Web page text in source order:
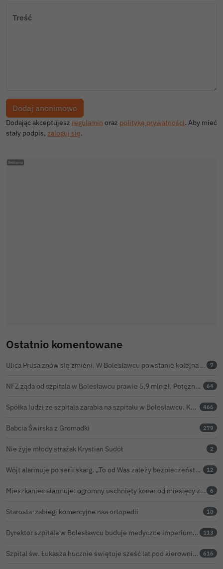
Ostatnio komentowane
Ulica Prusa znów się zmieni. W Bolesławcu powstanie kolejna ceramiczna mozaika 7
NFZ żąda od szpitala w Bolesławcu prawie 5,9 mln zł. Potężny cios po kontroli rozliczeń 64
Spółka ludzi ze szpitala zarabia na szpitalu w Bolesławcu. Kwoty pozostają tajne 466
Babcia Świrska z Gromadki 279
Nie żyje młody strażak Krystian Sudół 2
Wójt alarmuje po serii skarg. „To od Was zależy bezpieczeństwo Waszych dzieci” 12
Mieszkaniec alarmuje: ogromny uschnięty konar od miesięcy zagraża ludziom w Bolesławcu 6
Starosta-zabiegi komercyjne naa ortopedii 10
Dyrektor szpitala w Bolesławcu buduje medyczne imperium. „Gazeta Wyborcza” opisuje jego działalność w całej Polsce 113
Szpital św. Łukasza hucznie świętuje sześć lat pod kierownictwem Kamila Barczyka 616
Treść
Dodając akceptujesz regulamin oraz politykę prywatności. Aby mieć
stały podpis, zaloguj się.